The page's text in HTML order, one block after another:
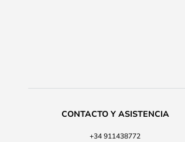
CONTACTO Y ASISTENCIA
+34 911438772